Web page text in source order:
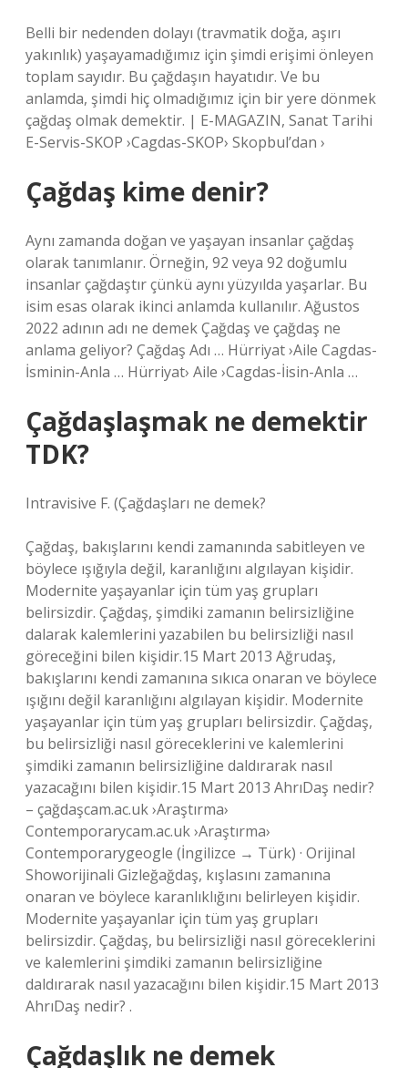
Belli bir nedenden dolayı (travmatik doğa, aşırı
yakınlık) yaşayamadığımız için şimdi erişimi önleyen
toplam sayıdır. Bu çağdaşın hayatıdır. Ve bu
anlamda, şimdi hiç olmadığımız için bir yere dönmek
çağdaş olmak demektir. | E-MAGAZIN, Sanat Tarihi
E-Servis-SKOP ›Cagdas-SKOP› Skopbul’dan ›
Çağdaş kime denir?
Aynı zamanda doğan ve yaşayan insanlar çağdaş
olarak tanımlanır. Örneğin, 92 veya 92 doğumlu
insanlar çağdaştır çünkü aynı yüzyılda yaşarlar. Bu
isim esas olarak ikinci anlamda kullanılır. Ağustos
2022 adının adı ne demek Çağdaş ve çağdaş ne
anlama geliyor? Çağdaş Adı … Hürriyat ›Aile Cagdas-
İsminin-Anla … Hürriyat› Aile ›Cagdas-İisin-Anla …
Çağdaşlaşmak ne demektir
TDK?
Intravisive F. (Çağdaşları ne demek?
Çağdaş, bakışlarını kendi zamanında sabitleyen ve
böylece ışığıyla değil, karanlığını algılayan kişidir.
Modernite yaşayanlar için tüm yaş grupları
belirsizdir. Çağdaş, şimdiki zamanın belirsizliğine
dalarak kalemlerini yazabilen bu belirsizliği nasıl
göreceğini bilen kişidir.15 Mart 2013 Ağrudaş,
bakışlarını kendi zamanına sıkıca onaran ve böylece
ışığını değil karanlığını algılayan kişidir. Modernite
yaşayanlar için tüm yaş grupları belirsizdir. Çağdaş,
bu belirsizliği nasıl göreceklerini ve kalemlerini
şimdiki zamanın belirsizliğine daldırarak nasıl
yazacağını bilen kişidir.15 Mart 2013 AhrıDaş nedir?
– çağdaşcam.ac.uk ›Araştırma›
Contemporarycam.ac.uk ›Araştırma›
Contemporarygeogle (İngilizce → Türk) · Orijinal
Showorijinali Gizleğağdaş, kışlasını zamanına
onaran ve böylece karanlıklığını belirleyen kişidir.
Modernite yaşayanlar için tüm yaş grupları
belirsizdir. Çağdaş, bu belirsizliği nasıl göreceklerini
ve kalemlerini şimdiki zamanın belirsizliğine
daldırarak nasıl yazacağını bilen kişidir.15 Mart 2013
AhrıDaş nedir? .
Çağdaşlık ne demek